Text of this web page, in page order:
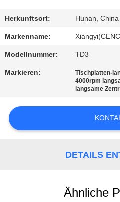
KONTAKT
MIT
UNS
NEUIGKEITEN
RECHTSSACHEN
Herkunftsort: Hunan, China
Markenname:
Modellnummer: TD3
Markieren: Tischplatten-
4000rpm
langsame
DETAILS
Ähnliche